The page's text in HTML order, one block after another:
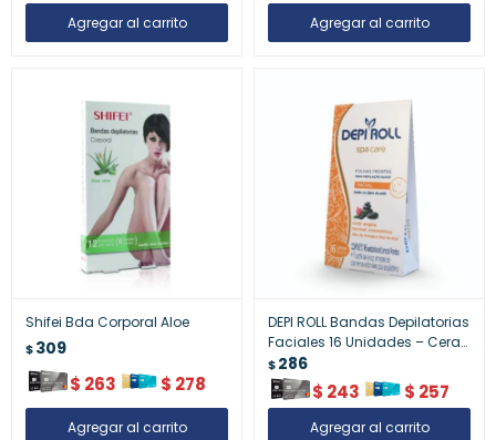
Shifei Bda Corporal Aloe
$309
$ 263 $ 278
DEPI ROLL Bandas Depilatorias
Faciales 16 Unidades – Cera
Tradicional
$286
$ 243 $ 257